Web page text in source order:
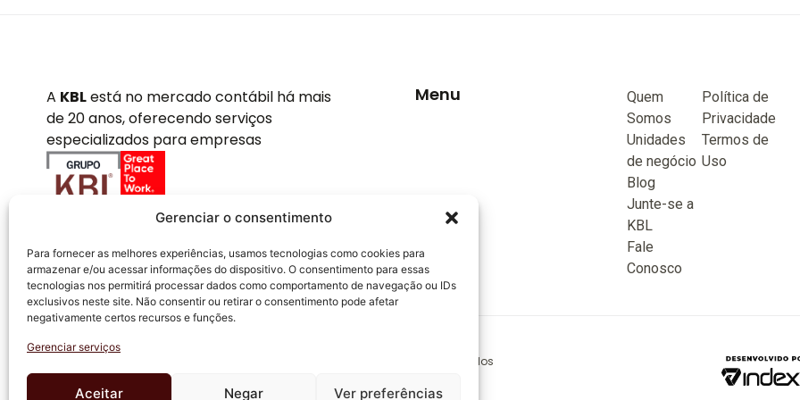
Gerenciar o consentimento
Para fornecer as melhores experiências, usamos tecnologias como cookies para
armazenar e/ou acessar informações do dispositivo. O consentimento para essas
tecnologias nos permitirá processar dados como comportamento de navegação ou IDs
exclusivos neste site. Não consentir ou retirar o consentimento pode afetar
negativamente certos recursos e funções.
Gerenciar serviços
Aceitar Negar Ver preferências
A KBLestá no mercado contábil há mais
de 20 anos, oferecendo serviços
especializados para empresas
Menu
Quem
Somos
Unidades
de negócio
Blog
Junte-se a
KBL
Fale
Conosco
Política de
Privacidade
Termos de
Uso
KBL ACCOUNTING CONTABILIDADE EMPRESARIAL EIRELI - Todos os direitos reservados
CNPJ: 09.238.316/0001-90